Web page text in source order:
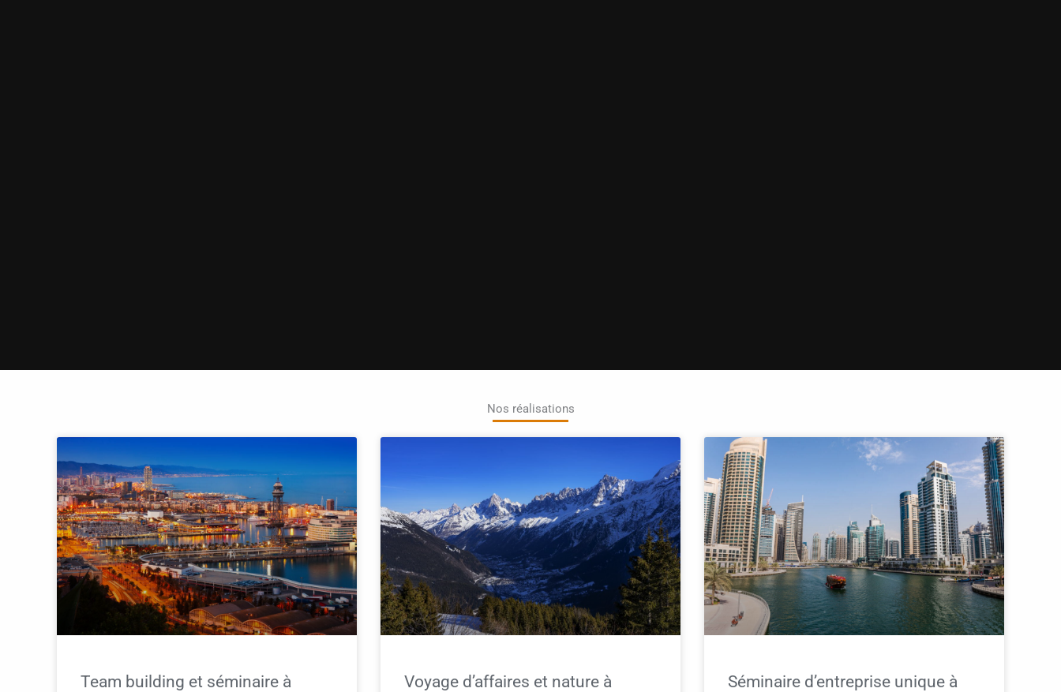
Nos réalisations
Team building et séminaire à
Voyage d’affaires et nature à
Séminaire d’entreprise unique à